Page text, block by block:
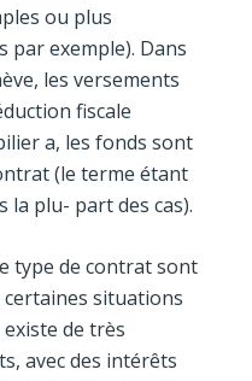
ou plus
par exemple). Dans
les versements
fiscale
a, les fonds sont
(le terme étant
la plu- part des cas).
type de contrat sont
situations
de très
avec des intérêts